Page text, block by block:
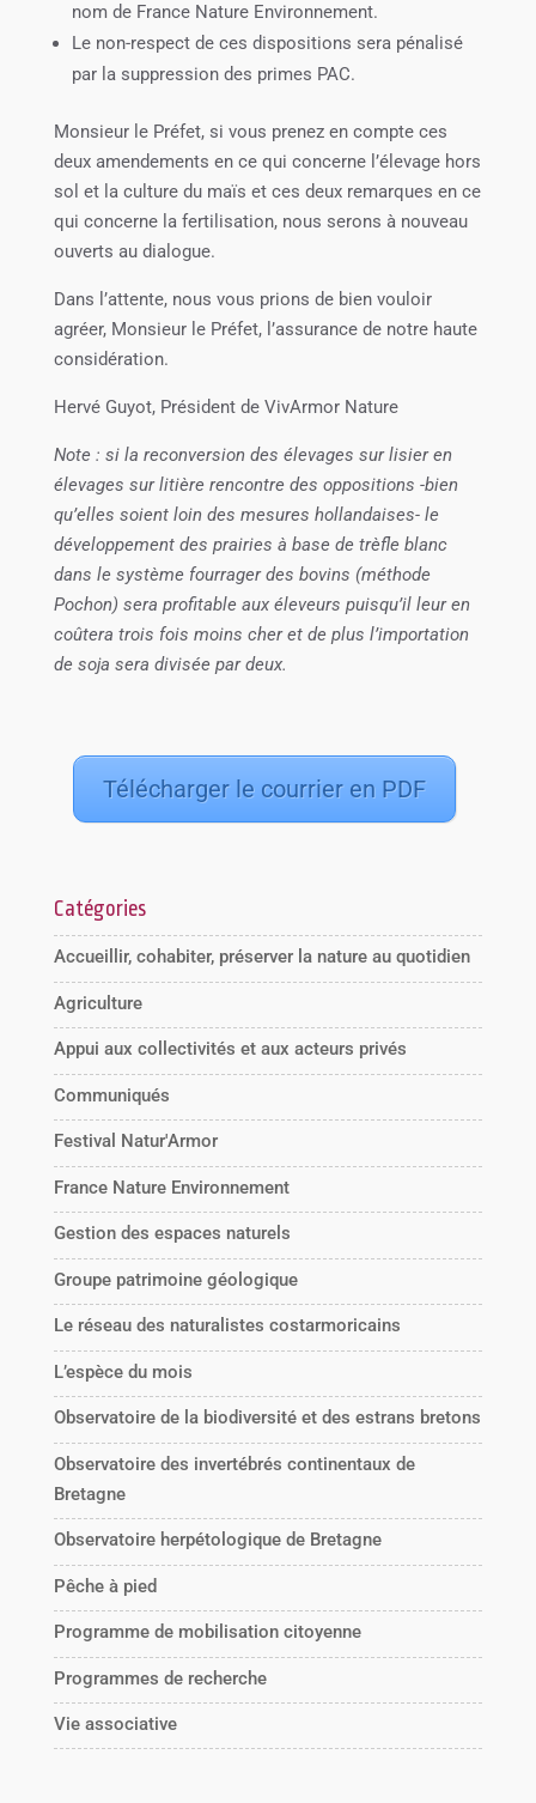
nom de France Nature Environnement.
Le non-respect de ces dispositions sera pénalisé
par la suppression des primes PAC.
Monsieur le Préfet, si vous prenez en compte ces
deux amendements en ce qui concerne l’élevage hors
sol et la culture du maïs et ces deux remarques en ce
qui concerne la fertilisation, nous serons à nouveau
ouverts au dialogue.
Dans l’attente, nous vous prions de bien vouloir
agréer, Monsieur le Préfet, l’assurance de notre haute
considération.
Hervé Guyot, Président de VivArmor Nature
Note : si la reconversion des élevages sur lisier en
élevages sur litière rencontre des oppositions -bien
qu’elles soient loin des mesures hollandaises- le
développement des prairies à base de trèfle blanc
dans le système fourrager des bovins (méthode
Pochon) sera profitable aux éleveurs puisqu’il leur en
coûtera trois fois moins cher et de plus l’importation
de soja sera divisée par deux.
Télécharger le courrier en PDF
Catégories
Accueillir, cohabiter, préserver la nature au quotidien
Agriculture
Appui aux collectivités et aux acteurs privés
Communiqués
Festival Natur'Armor
France Nature Environnement
Gestion des espaces naturels
Groupe patrimoine géologique
Le réseau des naturalistes costarmoricains
L’espèce du mois
Observatoire de la biodiversité et des estrans bretons
Observatoire des invertébrés continentaux de
Bretagne
Observatoire herpétologique de Bretagne
Pêche à pied
Programme de mobilisation citoyenne
Programmes de recherche
Vie associative